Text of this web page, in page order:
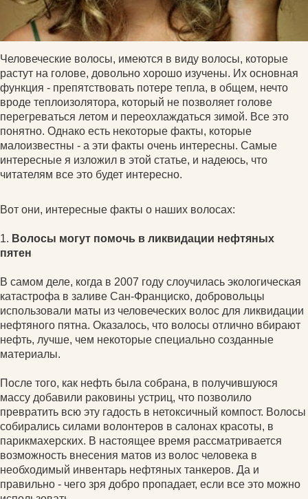
Человеческие волосы, имеются в виду волосы, которые
растут на голове, довольно хорошо изучены. Их основная
функция - препятствовать потере тепла, в общем, нечто
вроде теплоизолятора, который не позволяет голове
перегреваться летом и переохлаждаться зимой. Все это
понятно. Однако есть некоторые факты, которые
малоизвестны - а эти факты очень интересны. Самые
интересные я изложил в этой статье, и надеюсь, что
читателям все это будет интересно.
Вот они, интересные факты о наших волосах:
1. Волосы могут помочь в ликвидации нефтяных
пятен
В самом деле, когда в 2007 году слоучилась экологическая
катастрофа в заливе Сан-Франциско, добровольцы
использовали маты из человеческих волос для ликвидации
нефтяного пятна. Оказалось, что волосы отлично вбирают
нефть, лучше, чем некоторые специально созданные
материалы.
После того, как нефть была собрана, в получившуюся
массу добавили раковины устриц, что позволило
превратить всю эту гадость в нетоксичный компост. Волосы
собирались силами волонтеров в салонах красоты, в
парикмахерских. В настоящее время рассматривается
возможность внесения матов из волос человека в
необходимый инвентарь нефтяных танкеров. Да и
правильно - чего зря добро пропадает, если все это можно